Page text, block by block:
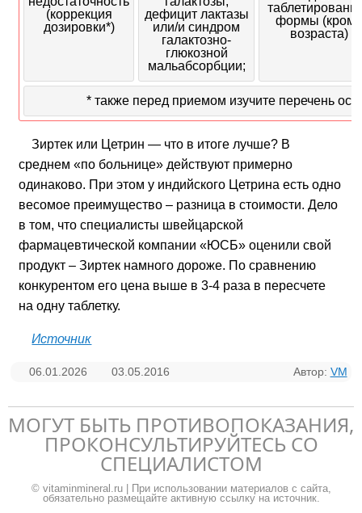
(коррекция
дозировки*)
дефицит лактазы
или/и синдром
галактозно-
глюкозной
мальабсорбции;
формы
возраста)
* также перед приемом изучите перечень
Зиртек или Цетрин — что в итоге лучше? В
среднем «по больнице» действуют примерно
одинаково. При этом у индийского Цетрина есть одно
весомое преимущество – разница в стоимости. Дело
в том, что специалисты швейцарской
фармацевтической компании «ЮСБ» оценили свой
продукт – Зиртек намного дороже. По сравнению
конкурентом его цена выше в 3-4 раза в пересчете
на одну таблетку.
Источник
06.01.2026 03.05.2016 Автор: VM
МОГУТ БЫТЬ ПРОТИВОПОКАЗАНИЯ,
ПРОКОНСУЛЬТИРУЙТЕСЬ СО
СПЕЦИАЛИСТОМ
© vitaminmineral.ru | При использовании материалов с сайта,
обязательно размещайте активную ссылку на источник.